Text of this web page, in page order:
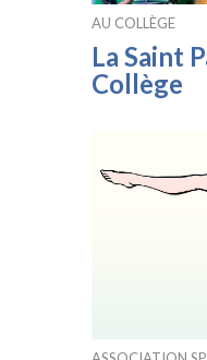
AU COLLÈGE
La Saint
Collège